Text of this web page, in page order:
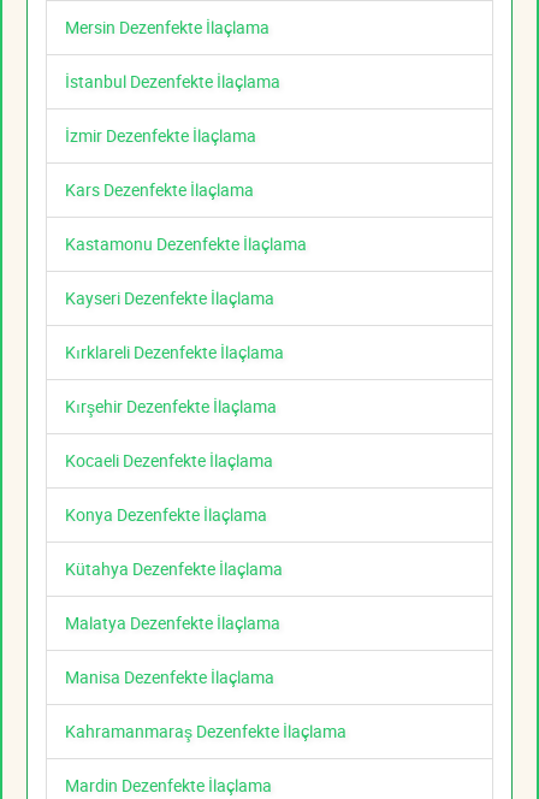
Mersin Dezenfekte İlaçlama
İstanbul Dezenfekte İlaçlama
İzmir Dezenfekte İlaçlama
Kars Dezenfekte İlaçlama
Kastamonu Dezenfekte İlaçlama
Kayseri Dezenfekte İlaçlama
Kırklareli Dezenfekte İlaçlama
Kırşehir Dezenfekte İlaçlama
Kocaeli Dezenfekte İlaçlama
Konya Dezenfekte İlaçlama
Kütahya Dezenfekte İlaçlama
Malatya Dezenfekte İlaçlama
Manisa Dezenfekte İlaçlama
Kahramanmaraş Dezenfekte İlaçlama
Mardin Dezenfekte İlaçlama